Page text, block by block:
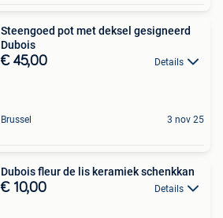
Steengoed pot met deksel gesigneerd
Dubois
€ 45,00 Details
Brussel 3 nov 25
Dubois fleur de lis keramiek schenkkan
€ 10,00 Details